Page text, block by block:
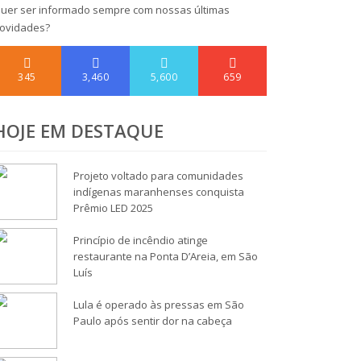
ser informado sempre com nossas últimas
345 3,460 5,600 659
EM DESTAQUE
Projeto voltado para comunidades
indígenas maranhenses conquista
Prêmio LED 2025
Princípio de incêndio atinge
restaurante na Ponta D’Areia, em São
Luís
Lula é operado às pressas em São
Paulo após sentir dor na cabeça